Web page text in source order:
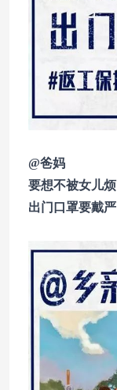
@爸妈
要想不被女儿烦
出门口罩要戴严